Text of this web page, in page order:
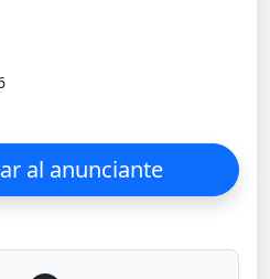
al anunciante